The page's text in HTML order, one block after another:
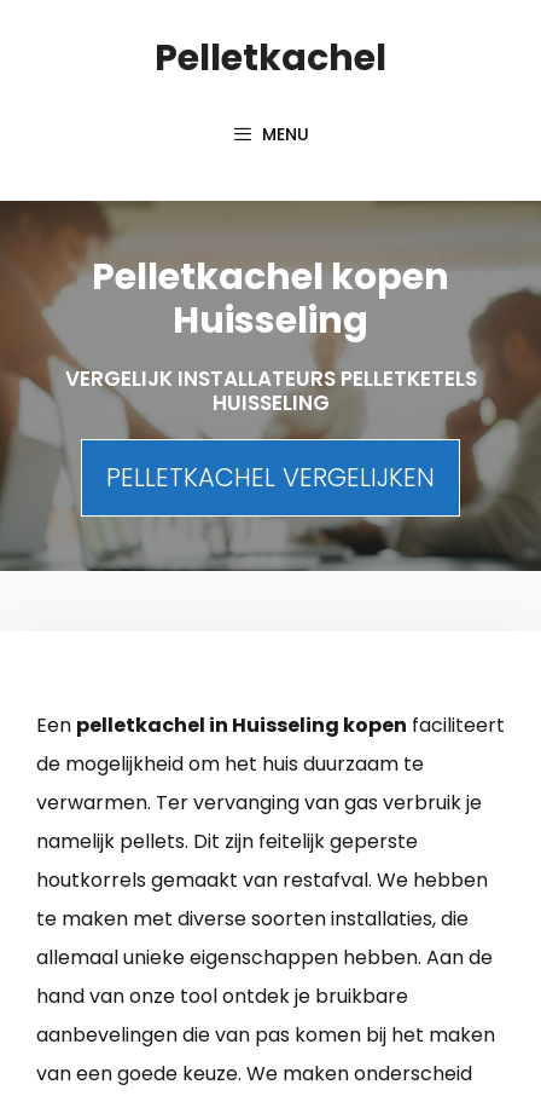
Pelletkachel
MENU
Pelletkachel kopen
Huisseling
VERGELIJK INSTALLATEURS PELLETKETELS
HUISSELING
PELLETKACHEL VERGELIJKEN
Een pelletkachel in Huisseling kopen faciliteert
de mogelijkheid om het huis duurzaam te
verwarmen. Ter vervanging van gas verbruik je
namelijk pellets. Dit zijn feitelijk geperste
houtkorrels gemaakt van restafval. We hebben
te maken met diverse soorten installaties, die
allemaal unieke eigenschappen hebben. Aan de
hand van onze tool ontdek je bruikbare
aanbevelingen die van pas komen bij het maken
van een goede keuze. We maken onderscheid